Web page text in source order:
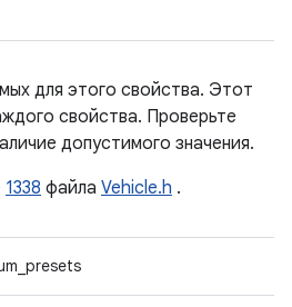
для этого свойства. Этот
свойства. Проверьте
допустимого значения.
1338 файла Vehicle.h .